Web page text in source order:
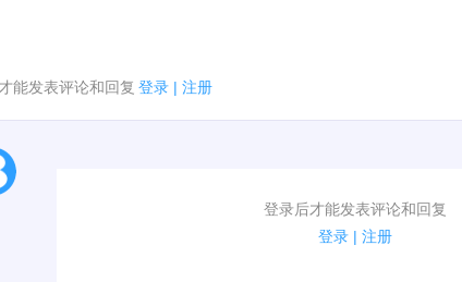
能发表评论和回复 登录 | 注册
登录后才能发表评论和回复
登录 | 注册
1.电脑端新用户可以发表评论了！